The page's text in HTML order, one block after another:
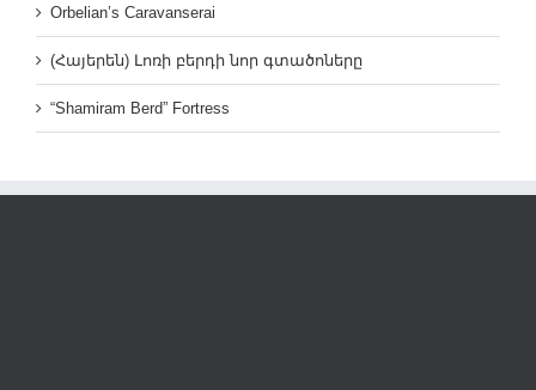
Orbelian’s Caravanserai
(Հայերեն) Լոռի բերդի նոր գտածոները
“Shamiram Berd” Fortress